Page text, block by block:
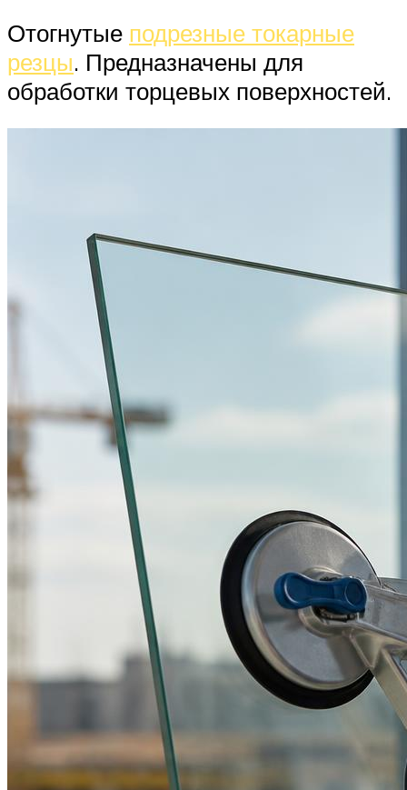
Отогнутые подрезные токарные
резцы. Предназначены для
обработки торцевых поверхностей.